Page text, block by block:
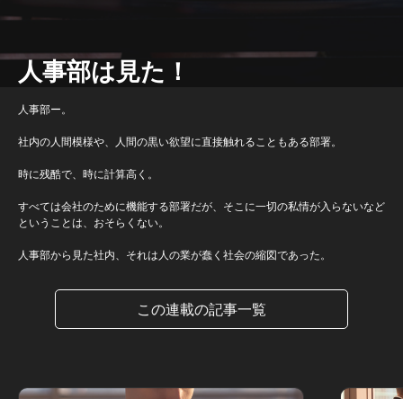
人事部は見た！
人事部ー。
社内の人間模様や、人間の黒い欲望に直接触れることもある部署。
時に残酷で、時に計算高く。
すべては会社のために機能する部署だが、そこに一切の私情が入らないなど
ということは、おそらくない。
人事部から見た社内、それは人の業が蠢く社会の縮図であった。
この連載の記事一覧